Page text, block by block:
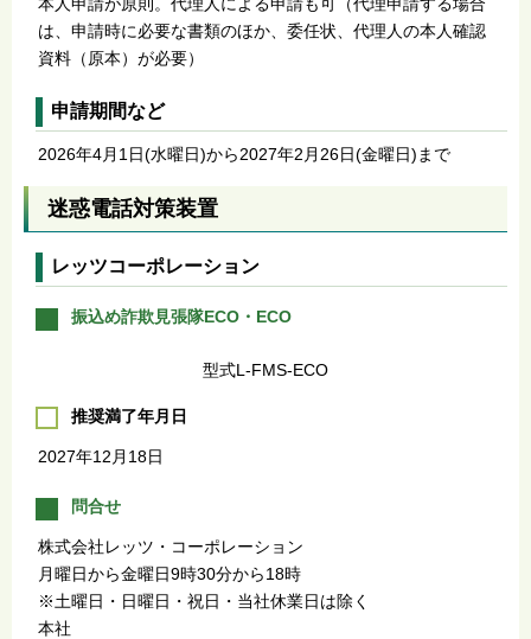
本人申請が原則。代理人による申請も可（代理申請する場合
は、申請時に必要な書類のほか、委任状、代理人の本人確認
資料（原本）が必要）
申請期間など
2026年4月1日(水曜日)から2027年2月26日(金曜日)まで
迷惑電話対策装置
レッツコーポレーション
振込め詐欺見張隊ECO・ECO
型式L-FMS-ECO
推奨満了年月日
2027年12月18日
問合せ
株式会社レッツ・コーポレーション
月曜日から金曜日9時30分から18時
※土曜日・日曜日・祝日・当社休業日は除く
本社